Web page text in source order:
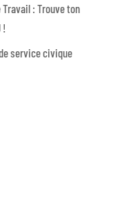
Travail : Trouve ton
!
service civique